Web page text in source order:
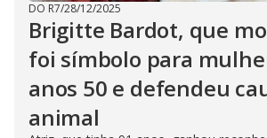
DO R7/28/12/2025
Brigitte Bardot, que
foi símbolo para
anos 50 e defendeu
animal